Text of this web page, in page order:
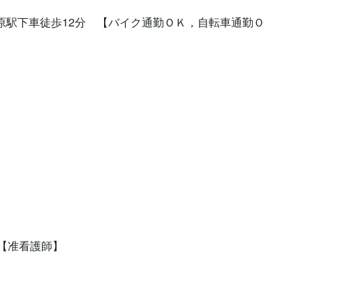
下車徒歩12分　【バイク通勤ＯＫ，自転車通勤Ｏ
看護師】